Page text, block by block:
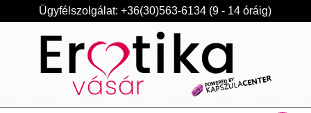
Ügyfélszolgálat: +36(30)563-6134 (9 - 14 óráig)